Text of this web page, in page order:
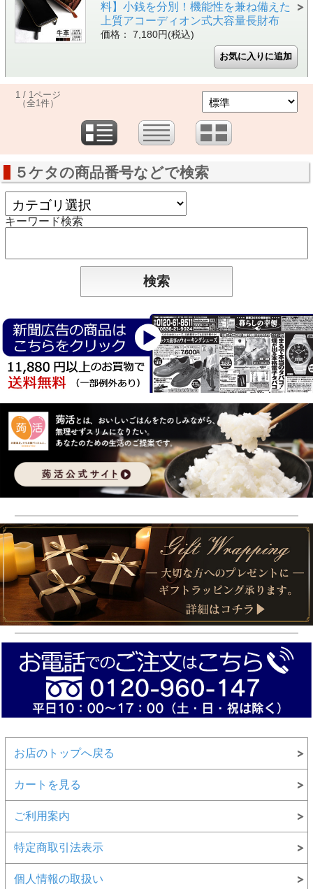
料】小銭を分別！機能性を兼ね備えた
上質アコーディオン式大容量長財布
価格： 7,180円(税込)
1 / 1ページ
（全1件）
５ケタの商品番号などで検索
キーワード検索
お店のトップへ戻る
カートを見る
ご利用案内
特定商取引法表示
個人情報の取扱い